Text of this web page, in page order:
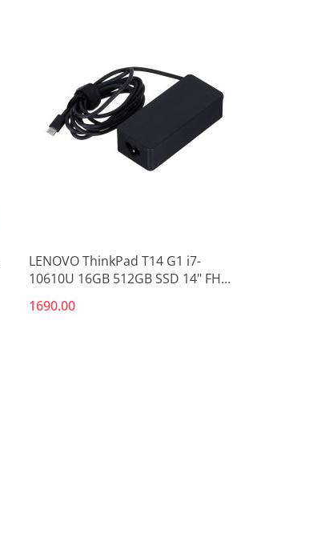
Produkt niedostępny
LENOVO ThinkPad T14 G1 i7-
10610U 16GB 512GB SSD 14" FHD
1690.00